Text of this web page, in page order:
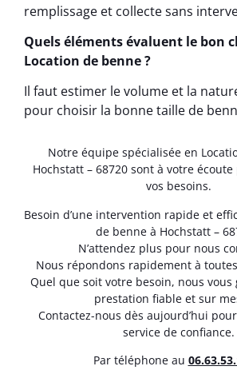
remplissage et collecte sans
Quels éléments évaluent le bon
Location de benne ?
Il faut estimer le volume et la
pour choisir la bonne taille de
Notre équipe spécialisée en
Hochstatt – 68720 sont à votre
vos besoins.
Besoin d’une intervention rapide et
de benne à Hochstatt –
N’attendez plus pour nous
Nous répondons rapidement à
Quel que soit votre besoin, nous vous
prestation fiable et sur
Contactez-nous dès aujourd’hui
service de confiance.
Par téléphone au